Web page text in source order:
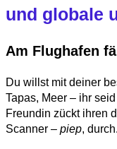
und globale
Am Flughafen
Du willst mit deiner
Tapas, Meer – ihr
Freundin zückt ihren
Scanner – piep,